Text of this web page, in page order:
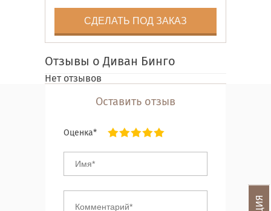
СДЕЛАТЬ ПОД ЗАКАЗ
Отзывы о Диван Бинго
Нет отзывов
Оставить отзыв
Оценка*